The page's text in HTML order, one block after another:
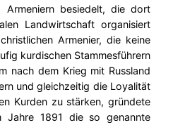
Armeniern besiedelt, die dort
Landwirtschaft organisiert
Armenier, die keine
kurdischen Stammesführern
nach dem Krieg mit Russland
und gleichzeitig die Loyalität
Kurden zu stärken, gründete
Jahre 1891 die so genannte